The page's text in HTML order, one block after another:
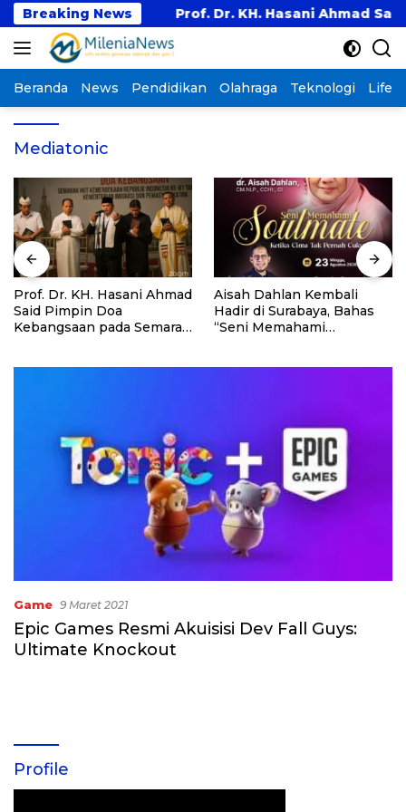
Langsung
ke
konten
Breaking News
Barat Prof. Dr. KH. Hasani Ahmad Said
Beranda News Pendidikan Olahraga Teknologi
Mediatonic
Prof. Dr. KH. Hasani Ahmad
Said Pimpin Doa
Kebangsaan pada Semarak
Aisah Dahlan Kembali
Hadir di Surabaya, Bahas
“Seni Memahami
Game 9 Maret 2021
Epic Games Resmi Akuisisi Dev Fall Guys:
Ultimate Knockout
Profile